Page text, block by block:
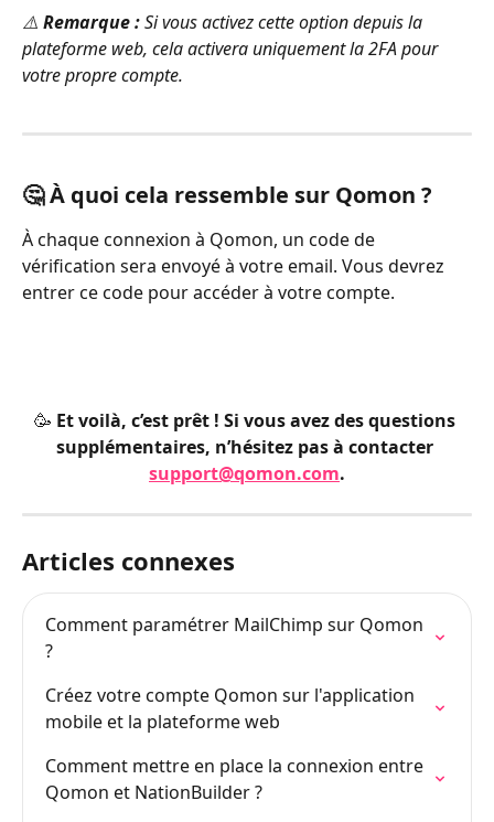
⚠️ Remarque : Si vous activez cette option depuis la
plateforme web, cela activera uniquement la 2FA pour
votre propre compte.
🤔 À quoi cela ressemble sur Qomon ?
À chaque connexion à Qomon, un code de
vérification sera envoyé à votre email. Vous devrez
entrer ce code pour accéder à votre compte.
🥳 Et voilà, c’est prêt ! Si vous avez des questions
supplémentaires, n’hésitez pas à contacter
support@qomon.com.
Articles connexes
Comment paramétrer MailChimp sur Qomon
?
Créez votre compte Qomon sur l'application
mobile et la plateforme web
Comment mettre en place la connexion entre
Qomon et NationBuilder ?